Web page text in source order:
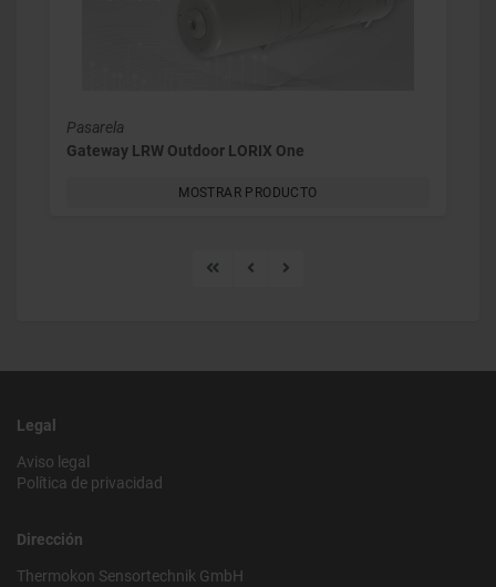
Pasarela
Gateway LRW Outdoor LORIX One
MOSTRAR PRODUCTO
Legal
Aviso legal
Política de privacidad
Dirección
Thermokon Sensortechnik GmbH